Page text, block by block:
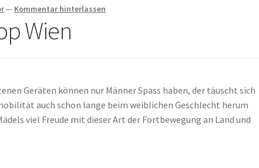
— Kommentar hinterlassen
Wien
Geräten können nur Männer Spass haben, der täuscht sich
auch schon lange beim weiblichen Geschlecht herum
viel Freude mit dieser Art der Fortbewegung an Land und